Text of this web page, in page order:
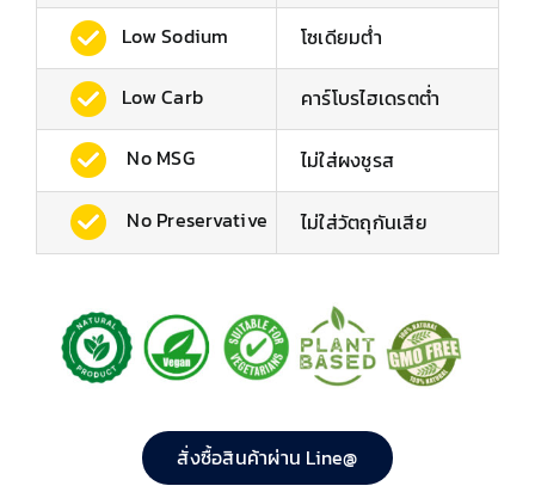
Low Sodium โซเดียมต่ํา
Low Carb คาร์โบรไฮเดรตต่ำ
No MSG ไม่ใส่ผงชูรส
No Preservative ไม่ใส่วัตถุกันเสีย
สั่งซื้อสินค้าผ่าน Line@